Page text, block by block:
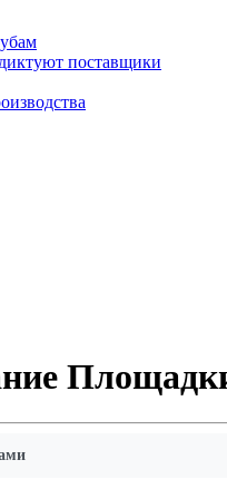
поставщики